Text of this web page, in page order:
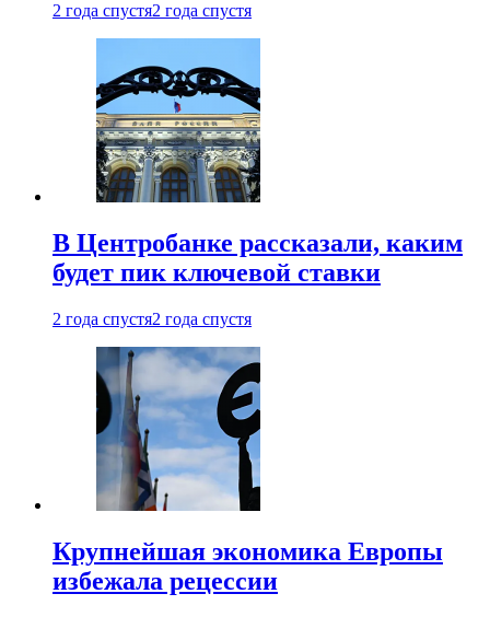
2 года спустя2 года спустя
В Центробанке рассказали, каким
будет пик ключевой ставки
2 года спустя2 года спустя
Крупнейшая экономика Европы
избежала рецессии